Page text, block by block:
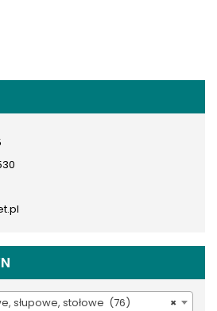
×
słupowe, stołowe (76)